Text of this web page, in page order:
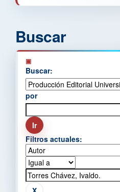
Buscar
Buscar:
por
Filtros actuales: